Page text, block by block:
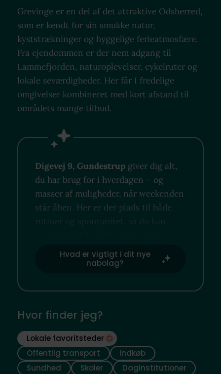
Grevinge er en del af det attraktive Odsherred,
som er kendt for sin smukke natur,
kyststrækninger og hyggelige ferieatmosfære.
Fra ejendommen er der nem adgang til
Lammefjorden, naturoplevelser, cykelruter og
lokale seværdigheder. Her får I fredelige
omgivelser kombineret med kort afstand til
områdets mange tilbud.
Digevej 9, Gundestrup giver dig alt,
du har brug for i hverdagen – og
masser af muligheder, når weekenden
står åben. Her er der plads til både
rutiner og spontanitet, så du kan
Hvad er vigtigt i dit nye
nabolag?
Hvor finder jeg?
Lokale favoritsteder
Offentlig transport
Indkøb
Sundhed
Skoler
Daginstitutioner